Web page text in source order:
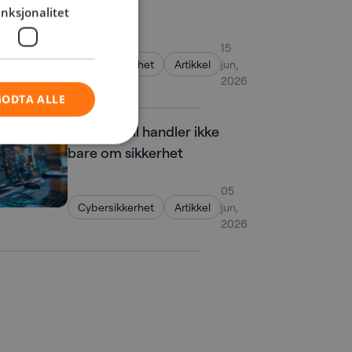
var sikret.
Cybersikkerhet Artikkel
15
jun,
2026
OT-kontroll handler ikke
bare om sikkerhet
Cybersikkerhet Artikkel
05
jun,
2026
ALLE